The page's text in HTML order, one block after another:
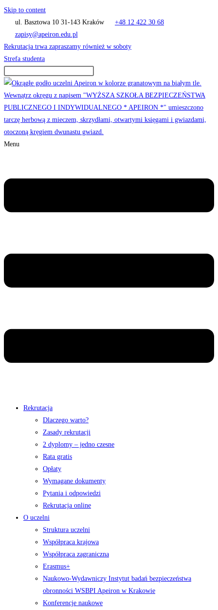
Skip to content
ul. Basztowa 10 31-143 Kraków
+48 12 422 30 68
zapisy@apeiron.edu.pl
Rekrutacja trwa zapraszamy również w soboty
Strefa studenta
Menu
Rekrutacja
Dlaczego warto?
Zasady rekrutacji
2 dyplomy – jedno czesne
Rata gratis
Opłaty
Wymagane dokumenty
Pytania i odpowiedzi
Rekrutacja online
O uczelni
Struktura uczelni
Współpraca krajowa
Współpraca zagraniczna
Erasmus+
Naukowo-Wydawniczy Instytut badań bezpieczeństwa
obronności WSBPI Apeiron w Krakowie
Konferencje naukowe